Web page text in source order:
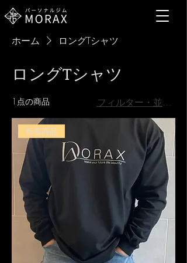
ホーム ロングTシャツ
ロングTシャツ
1点の商品 フィルター・並び替え
新着商品